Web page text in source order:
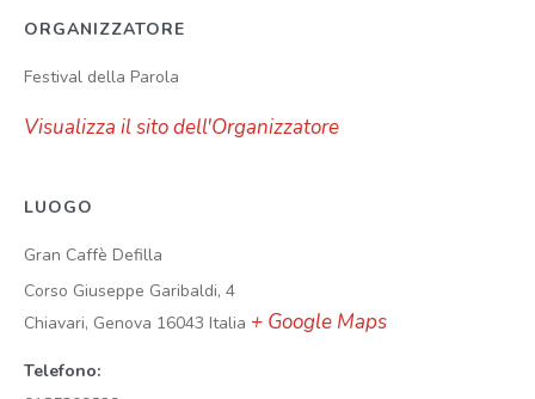
ORGANIZZATORE
Festival della Parola
Visualizza il sito dell'Organizzatore
LUOGO
Gran Caffè Defilla
Corso Giuseppe Garibaldi, 4
Chiavari, Genova 16043 Italia + Google Maps
Telefono: